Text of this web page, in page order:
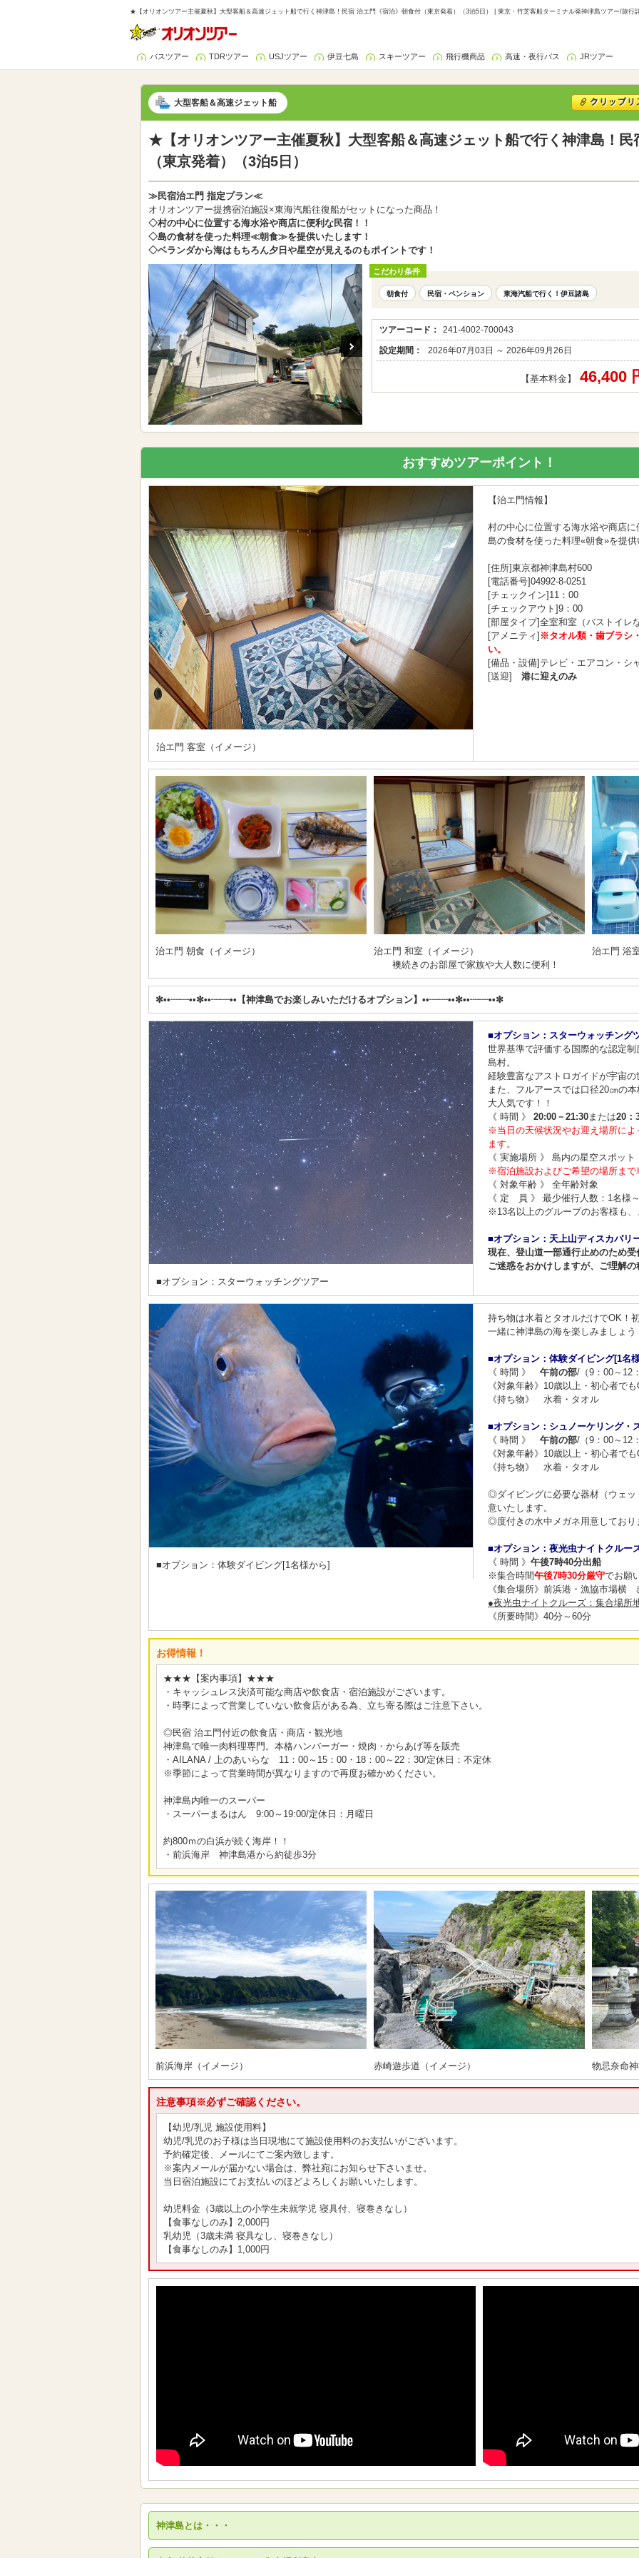
★【オリオンツアー主催夏秋】大型客船＆高速ジェット船で行く神津島！民宿 治エ門《宿泊》朝食付（東京発着）（3泊5日） | 東京・竹芝客船ターミナル発神津島ツアー/旅行
バスツアー TDRツアー USJツアー 伊豆七島 スキーツアー 飛行機商品 高速・夜行バス JRツアー
大型客船＆高速ジェット船
★【オリオンツアー主催夏秋】大型客船＆高速ジェット船で行く神津島！民
（東京発着）（3泊5日）
≫民宿治エ門 指定プラン≪
オリオンツアー提携宿泊施設×東海汽船往復船がセットになった商品！
◇村の中心に位置する海水浴や商店に便利な民宿！！
◇島の食材を使った料理≪朝食≫を提供いたします！
◇ベランダから海はもちろん夕日や星空が見えるのもポイントです！
こだわり条件
朝食付 民宿・ペンション 東海汽船で行く！伊豆諸島
ツアーコード： 241-4002-700043
設定期間： 2026年07月03日 ～ 2026年09月26日
【基本料金】 46,400
おすすめツアーポイント！
治エ門 客室（イメージ）
【治エ門情報】
村の中心に位置する海水浴や商店
島の食材を使った料理«朝食»を提
[住所]東京都神津島村600
[電話番号]04992-8-0251
[チェックイン]11：00
[チェックアウト]9：00
[部屋タイプ]全室和室（バストイレ
[アメニティ] ※タオル類・歯ブラシ
い。
[備品・設備]テレビ・エアコン・シ
[送迎] 港に迎えのみ
治エ門 朝食（イメージ）
治エ門 和室（イメージ）
襖続きのお部屋で家族や大人数に便利！
治エ門 浴
✼••┈┈••✼••┈┈••【神津島でお楽しみいただけるオプション】••┈┈••✼••┈┈••✼
■オプション：スターウォッチングツアー
■オプション：スターウォッチング
世界基準で評価する国際的な認定
島村。
経験豊富なアストロガイドが宇宙
また、​フルアースでは口径20㎝の
大人気です！！
《 時間 》 20:00－21:30 または20：
※当日の天候状況やお迎え場所に
ます。
《 実施場所 》 島内の星空スポット
※宿泊施設およびご希望の場所ま
《 対象年齢 》 全年齢対象
《 定 員 》 最少催行人数：1名様
※13名以上のグループのお客様も
■オプション：天上山ディスカバリ
現在、登山道一部通行止めのため
ご迷惑をおかけしますが、ご理解
■オプション：体験ダイビング[1名様から]
持ち物は水着とタオルだけでOK！
一緒に神津島の海を楽しみましょう
■オプション：体験ダイビング[1名
《 時間 》 午前の部/（9：00～12
《対象年齢》10歳以上・初心者で
《持ち物》 水着・タオル
■オプション：シュノーケリング・
《 時間 》 午前の部/（9：00～12
《対象年齢》10歳以上・初心者で
《持ち物》 水着・タオル
◎ダイビングに必要な器材（ウェ
意いたします。
◎度付きの水中メガネ用意しており
■オプション：夜光虫ナイトクルー
《 時間 》 午後7時40分出船
※集合時間午後7時30分厳守でお願
《集合場所》前浜港・漁協市場横
●夜光虫ナイトクルーズ：集合場所
《所要時間》40分～60分
お得情報！
★★★【案内事項】★★★
・キャッシュレス決済可能な商店や飲食店・宿泊施設がございます。
・時季によって営業していない飲食店がある為、立ち寄る際はご注意下さい。
◎民宿 治エ門付近の飲食店・商店・観光地
神津島で唯一肉料理専門。本格ハンバーガー・焼肉・からあげ等を販売
・AILANA / 上のあいらな 11：00～15：00・18：00～22：30/定休日：不定休
※季節によって営業時間が異なりますので再度お確かめください。
神津島内唯一のスーパー
・スーパーまるはん 9:00～19:00/定休日：月曜日
約800ｍの白浜が続く海岸！！
・前浜海岸 神津島港から約徒歩3分
前浜海岸（イメージ） 赤崎遊歩道（イメージ） 物忌奈命
注意事項※必ずご確認ください。
【幼児/乳児 施設使用料】
幼児/乳児のお子様は当日現地にて施設使用料のお支払いがございます。
予約確定後、メールにてご案内致します。
※案内メールが届かない場合は、弊社宛にお知らせ下さいませ。
当日宿泊施設にてお支払いのほどよろしくお願いいたします。
幼児料金（3歳以上の小学生未就学児 寝具付、寝巻きなし）
【食事なしのみ】2,000円
乳幼児（3歳未満 寝具なし、寝巻きなし）
【食事なしのみ】1,000円
神津島とは・・・